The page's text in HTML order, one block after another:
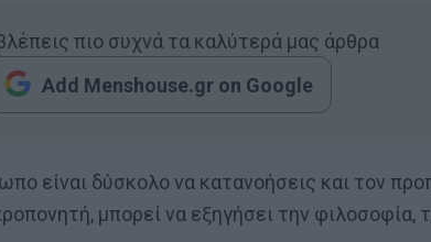
πιο συχνά τα καλύτερά μας άρθρα
Add Menshouse.gr on Google
είναι δύσκολο να κατανοήσεις και τον
μπορεί να εξηγήσει την φιλοσοφία,